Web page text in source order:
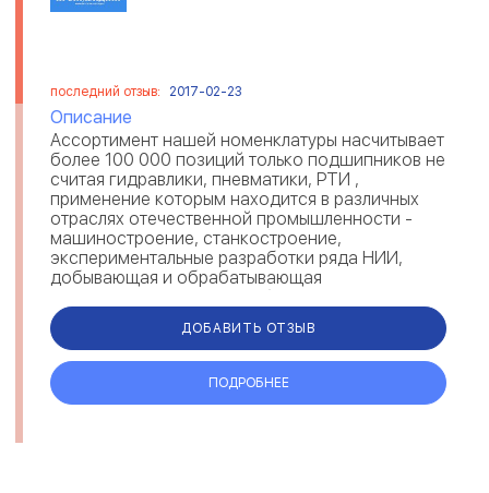
последний отзыв: 2017-02-23
Описание
Ассортимент нашей номенклатуры насчитывает
более 100 000 позиций только подшипников не
считая гидравлики, пневматики, РТИ ,
применение которым находится в различных
отраслях отечественной промышленности -
машиностроение, станкостроение,
экспериментальные разработки ряда НИИ,
добывающая и обрабатывающая
промышленность, автомобили,
железнодорожный транспорт, стр...
ДОБАВИТЬ ОТЗЫВ
ПОДРОБНЕЕ